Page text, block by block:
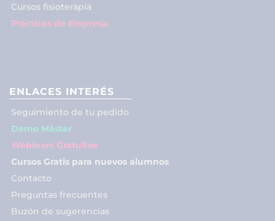
Cursos fisioterapia
Prácticas de Empresa
ENLACES INTERÉS
Seguimiento de tu pedido
Demo Máster
Webinars Gratuitos
Cursos Gratis para nuevos alumnos
Contacto
Preguntas frecuentes
Buzón de sugerencias